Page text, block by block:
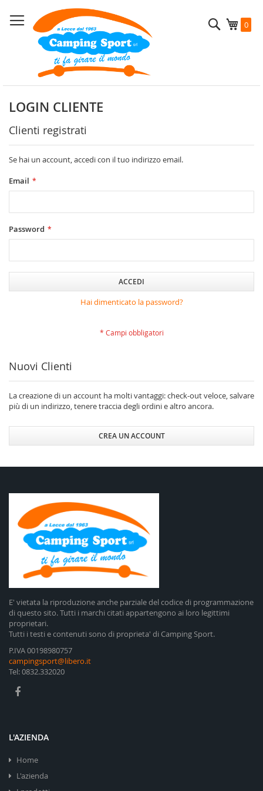
al
contenuto
0
Cerca
LOGIN CLIENTE
Clienti registrati
Se hai un account, accedi con il tuo indirizzo email.
Email
Password
ACCEDI
Hai dimenticato la password?
Nuovi Clienti
La creazione di un account ha molti vantaggi: check-out veloce, salvare
più di un indirizzo, tenere traccia degli ordini e altro ancora.
CREA UN ACCOUNT
E' vietata la riproduzione anche parziale del codice di programmazione
di questo sito. Tutti i marchi citati appartengono ai loro legittimi
proprietari.
Tutti i testi e contenuti sono di proprieta' di Camping Sport.
P.IVA 00198980757
campingsport@libero.it
Tel: 0832.332020
L'AZIENDA
Home
L'azienda